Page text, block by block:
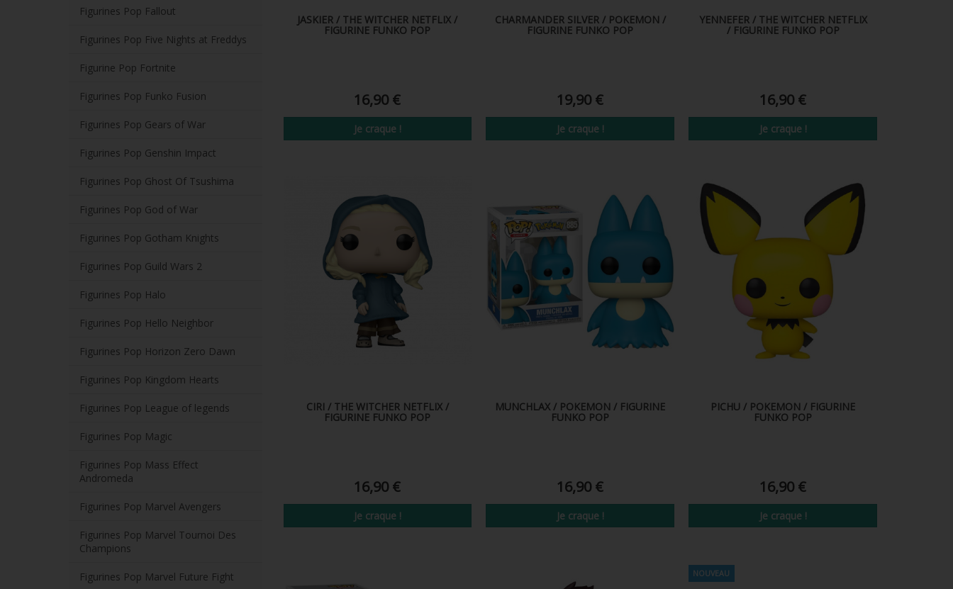
Figurines Pop Fallout
Figurines Pop Five Nights at Freddys
Figurine Pop Fortnite
Figurines Pop Funko Fusion
Figurines Pop Gears of War
Figurines Pop Genshin Impact
Figurines Pop Ghost Of Tsushima
Figurines Pop God of War
Figurines Pop Gotham Knights
Figurines Pop Guild Wars 2
Figurines Pop Halo
Figurines Pop Hello Neighbor
Figurines Pop Horizon Zero Dawn
Figurines Pop Kingdom Hearts
Figurines Pop League of legends
Figurines Pop Magic
Figurines Pop Mass Effect
Andromeda
Figurines Pop Marvel Avengers
Figurines Pop Marvel Tournoi Des
Champions
Figurines Pop Marvel Future Fight
JASKIER / THE WITCHER NETFLIX /
FIGURINE FUNKO POP
16,90 €
Je craque !
CHARMANDER SILVER / POKEMON /
FIGURINE FUNKO POP
19,90 €
Je craque !
YENNEFER / THE WITCHER NETFLIX
/ FIGURINE FUNKO POP
16,90 €
Je craque !
CIRI / THE WITCHER NETFLIX /
FIGURINE FUNKO POP
16,90 €
Je craque !
MUNCHLAX / POKEMON / FIGURINE
FUNKO POP
16,90 €
Je craque !
PICHU / POKEMON / FIGURINE
FUNKO POP
16,90 €
Je craque !
NOUVEAU